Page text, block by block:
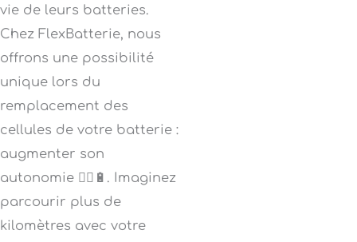
vie de leurs batteries.
Chez FlexBatterie, nous
offrons une possibilité
unique lors du
remplacement des
cellules de votre batterie :
augmenter son
autonomie 🚴‍♂️🔋. Imaginez
parcourir plus de
kilomètres avec votre